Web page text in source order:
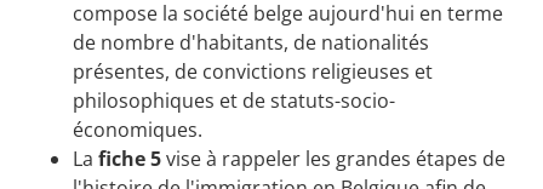
compose la société belge aujourd'hui en terme
de nombre d'habitants, de nationalités
présentes, de convictions religieuses et
philosophiques et de statuts-socio-
économiques.
La fiche 5vise à rappeler les grandes étapes de